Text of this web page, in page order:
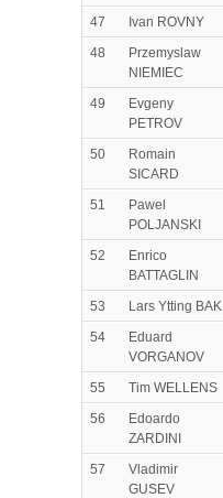
47 Ivan ROVNY
48
Przemyslaw
NIEMIEC
49
Evgeny
PETROV
50
Romain
SICARD
51
Pawel
POLJANSKI
52
Enrico
BATTAGLIN
53 Lars Ytting BAK
54
Eduard
VORGANOV
55 Tim WELLENS
56
Edoardo
ZARDINI
57
Vladimir
GUSEV